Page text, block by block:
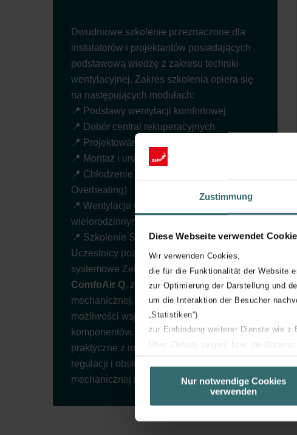
Zustimmung
Diese Webseite verwendet
Wir verwenden Cookies,
die für die Funktionalität der Website
zur Optimierung der Darstellung und
um die Interaktion der Besucher
„Statistiken“)
zur Einbindung weiterer Dienste wie
Über „Details zeigen“ bzw. die
unserer Website verwenden, um
basierend auf Ihren Interessen zur
Datenschutzerklärung widerrufen.
Nur notwendige Cookies
verwenden
Dwudniowe szkolenie przeznaczone dla
instalatorów i projektantów posiadających
podstawową wiedzę z zakresu techniki
wentylacyjnej. Zakres szkolenia opiera się
na następujących modułach:
📍 Podstawy wentylacji komfortowej
📍 Dobór central rekuperacyjnych
📍 Projektowanie systemów wentylacyjnych
📍 Montaż i uruchomienie systemów
📍 Chłodzenie i komfort letni (ComfoClime,
Overheating)
📍 Wentylacja w budownictwie
wielorodzinnym (MFH)
📍 Szkolenie Serwisowe
Uczestnicy poznają rozwiązania
systemowe Zehnder, w tym centrale
ComfoAir Q, zasady doboru wentylacji
mechanicznej, obowiązujące normy oraz
możliwości współpracy poszczególnych
komponentów. Program obejmuje zajęcia
praktyczne z montażu, uruchomienia,
regulacji i obsługi systemu wentylacji
mechanicznej nawiewno-wywiewnej.